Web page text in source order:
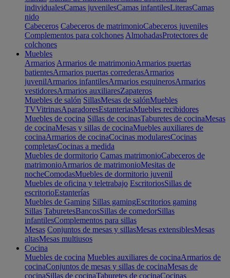
individualesCamas juvenilesCamas infantilesLiterasCamas
nido
Cabeceros Cabeceros de matrimonioCabeceros juveniles
Complementos para colchones AlmohadasProtectores de
colchones
Muebles
Armarios Armarios de matrimonioArmarios puertas
batientesArmarios puertas correderasArmarios
juvenilArmarios infantilesArmarios esquinerosArmarios
vestidoresArmarios auxiliaresZapateros
Muebles de salón SillasMesas de salónMuebles
TVVitrinasAparadoresEstanteriasMuebles recibidores
Muebles de cocina Sillas de cocinasTaburetes de cocinaMesas
de cocinaMesas y sillas de cocinaMuebles auxiliares de
cocinaArmarios de cocinaCocinas modularesCocinas
completasCocinas a medida
Muebles de dormitorio Camas matrimonioCabeceros de
matrimonioArmarios de matrimonioMesitas de
nocheComodasMuebles de dormitorio juvenil
Muebles de oficina y teletrabajo EscritoriosSillas de
escritorioEstanterías
Muebles de Gaming Sillas gamingEscritorios gaming
Sillas TaburetesBancosSillas de comedorSillas
infantilesComplementos para sillas
Mesas Conjuntos de mesas y sillasMesas extensiblesMesas
altasMesas multiusos
Cocina
Muebles de cocina Muebles auxiliares de cocinaArmarios de
cocinaConjuntos de mesas y sillas de cocinaMesas de
cocinaSillas de cocinaTaburetes de cocinaCocinas